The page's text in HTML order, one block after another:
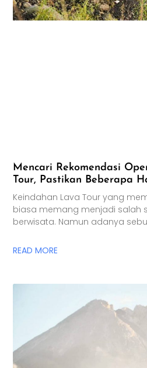
Mencari Rekomendasi
Tour, Pastikan Beberapa
Keindahan Lava Tour yang
biasa memang menjadi salah
berwisata. Namun adanya
READ MORE